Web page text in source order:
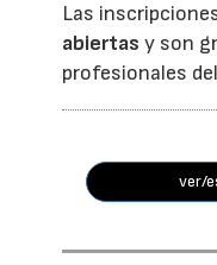
Las
abiertas y son
profesionales
ver/